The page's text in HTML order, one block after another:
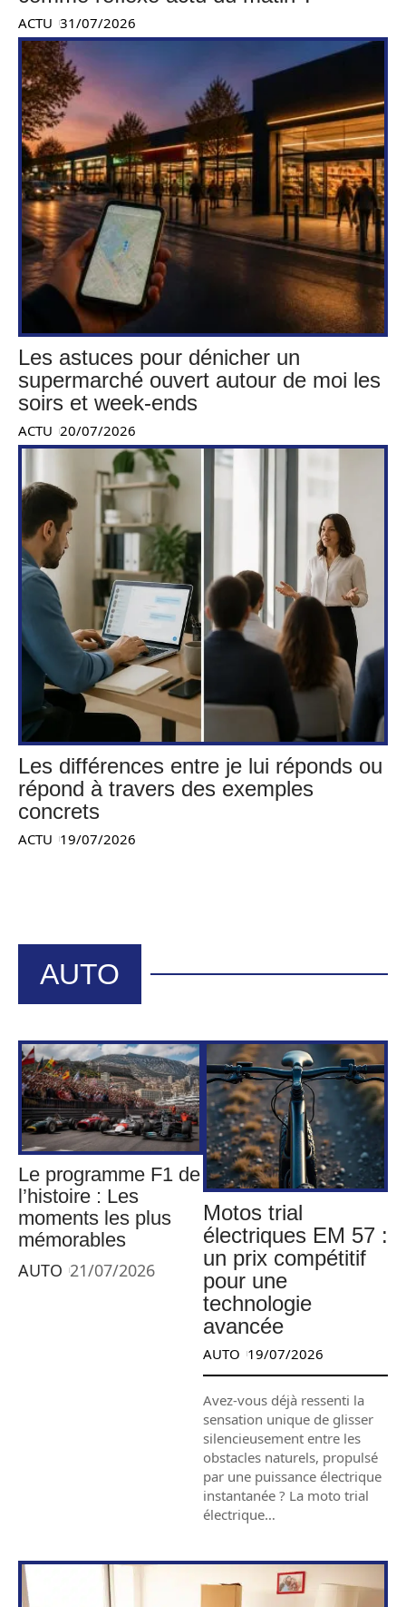
ACTU 31/07/2026
Les astuces pour dénicher un
supermarché ouvert autour de moi les
soirs et week-ends
ACTU 20/07/2026
Les différences entre je lui réponds ou
répond à travers des exemples
concrets
ACTU 19/07/2026
AUTO
Le programme F1 de
l’histoire : Les
moments les plus
mémorables
AUTO 21/07/2026
Motos trial
électriques EM 57 :
un prix compétitif
pour une
technologie
avancée
AUTO 19/07/2026
Avez-vous déjà ressenti la
sensation unique de glisser
silencieusement entre les
obstacles naturels, propulsé
par une puissance électrique
instantanée ? La moto trial
électrique…